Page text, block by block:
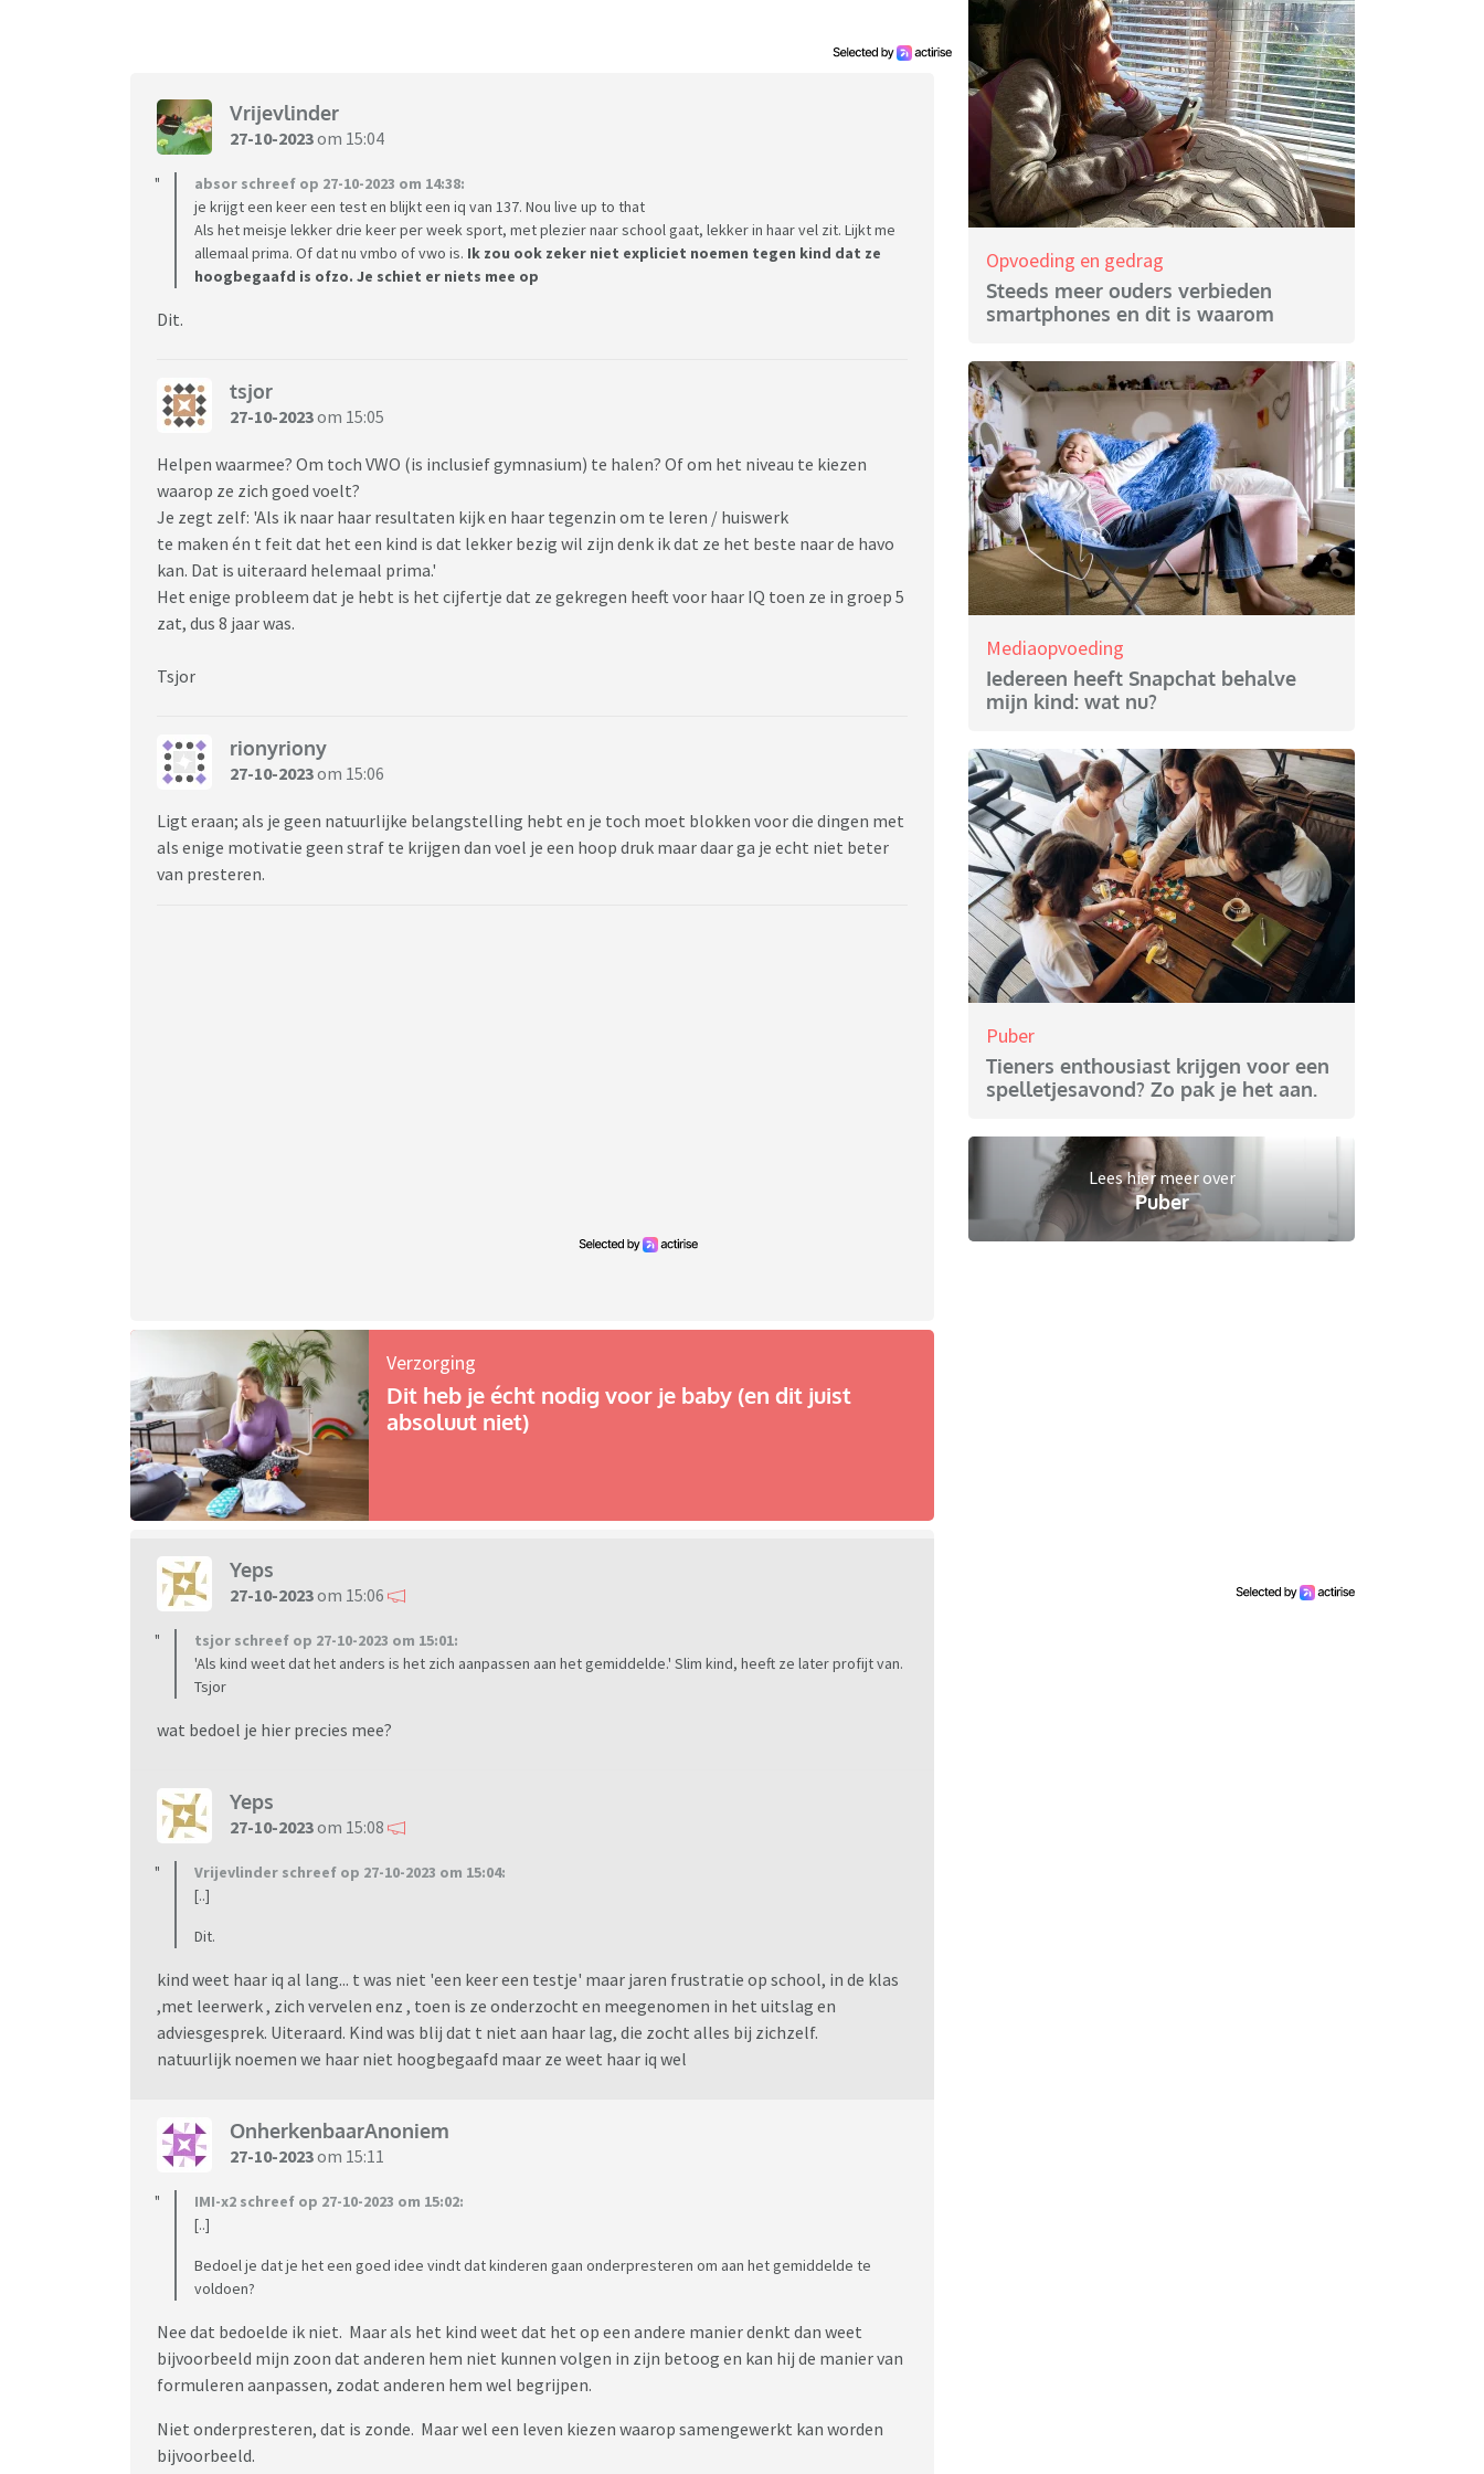
Vrijevlinder
27-10-2023om 15:04
absor schreef op 27-10-2023 om 14:38:
je krijgt een keer een test en blijkt een iq van 137. Nou live up to that
Als het meisje lekker drie keer per week sport, met plezier naar school gaat, lekker in haar vel zit. Lijkt me
allemaal prima. Of dat nu vmbo of vwo is. Ik zou ook zeker niet expliciet noemen tegen kind dat ze
hoogbegaafd is ofzo. Je schiet er niets mee op
Dit.
tsjor
27-10-2023om 15:05
Helpen waarmee? Om toch VWO (is inclusief gymnasium) te halen? Of om het niveau te kiezen
waarop ze zich goed voelt?
Je zegt zelf: 'Als ik naar haar resultaten kijk en haar tegenzin om te leren / huiswerk
te maken én t feit dat het een kind is dat lekker bezig wil zijn denk ik dat ze het beste naar de havo
kan. Dat is uiteraard helemaal prima.'
Het enige probleem dat je hebt is het cijfertje dat ze gekregen heeft voor haar IQ toen ze in groep 5
zat, dus 8 jaar was.
Tsjor
rionyriony
27-10-2023om 15:06
Ligt eraan; als je geen natuurlijke belangstelling hebt en je toch moet blokken voor die dingen met
als enige motivatie geen straf te krijgen dan voel je een hoop druk maar daar ga je echt niet beter
van presteren.
Verzorging
Dit heb je écht nodig voor je baby (en dit juist
absoluut niet)
Yeps
27-10-2023om 15:06
tsjor schreef op 27-10-2023 om 15:01:
'Als kind weet dat het anders is het zich aanpassen aan het gemiddelde.' Slim kind, heeft ze later profijt van.
Tsjor
wat bedoel je hier precies mee?
Yeps
27-10-2023om 15:08
Vrijevlinder schreef op 27-10-2023 om 15:04:
[..]
Dit.
kind weet haar iq al lang... t was niet 'een keer een testje' maar jaren frustratie op school, in de klas
,met leerwerk , zich vervelen enz , toen is ze onderzocht en meegenomen in het uitslag en
adviesgesprek. Uiteraard. Kind was blij dat t niet aan haar lag, die zocht alles bij zichzelf.
natuurlijk noemen we haar niet hoogbegaafd maar ze weet haar iq wel
OnherkenbaarAnoniem
27-10-2023om 15:11
IMI-x2 schreef op 27-10-2023 om 15:02:
[..]
Bedoel je dat je het een goed idee vindt dat kinderen gaan onderpresteren om aan het gemiddelde te
voldoen?
Nee dat bedoelde ik niet. Maar als het kind weet dat het op een andere manier denkt dan weet
bijvoorbeeld mijn zoon dat anderen hem niet kunnen volgen in zijn betoog en kan hij de manier van
formuleren aanpassen, zodat anderen hem wel begrijpen.
Niet onderpresteren, dat is zonde. Maar wel een leven kiezen waarop samengewerkt kan worden
bijvoorbeeld.
Opvoeding en gedrag
Steeds meer ouders verbieden
smartphones en dit is waarom
Mediaopvoeding
Iedereen heeft Snapchat behalve
mijn kind: wat nu?
Puber
Tieners enthousiast krijgen voor een
spelletjesavond? Zo pak je het aan.
Lees hier meer over
Puber